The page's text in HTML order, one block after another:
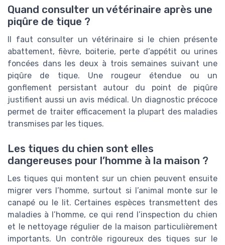
Quand consulter un vétérinaire après une
piqûre de tique ?
Il faut consulter un vétérinaire si le chien présente
abattement, fièvre, boiterie, perte d’appétit ou urines
foncées dans les deux à trois semaines suivant une
piqûre de tique. Une rougeur étendue ou un
gonflement persistant autour du point de piqûre
justifient aussi un avis médical. Un diagnostic précoce
permet de traiter efficacement la plupart des maladies
transmises par les tiques.
Les tiques du chien sont elles
dangereuses pour l’homme à la maison ?
Les tiques qui montent sur un chien peuvent ensuite
migrer vers l’homme, surtout si l’animal monte sur le
canapé ou le lit. Certaines espèces transmettent des
maladies à l’homme, ce qui rend l’inspection du chien
et le nettoyage régulier de la maison particulièrement
importants. Un contrôle rigoureux des tiques sur le